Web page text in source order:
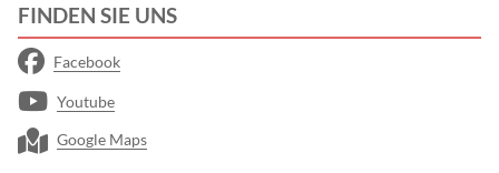
FINDEN SIE UNS
Facebook
Youtube
Google Maps